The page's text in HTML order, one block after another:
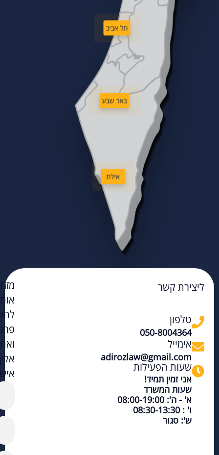
תל אביב
באר שבע
אילת
ליצירת קשר
טלפון
050-8004364
אימייל
adirozlaw@gmail.com
שעות הפעילות
אני זמין תמיד!
שעות המשרד
א' - ה': 08:00-19:00
ו' : 08:30-13:30
ש': סגור